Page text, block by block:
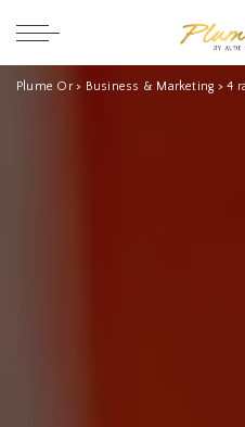
Plume Or> Business & Marketing >4